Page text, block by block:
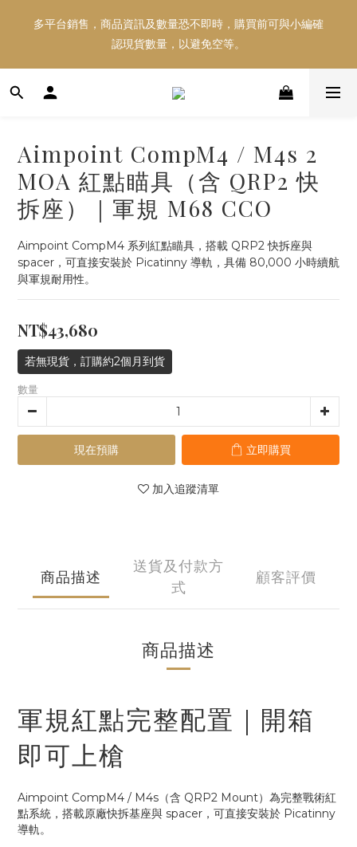
多平台銷售，商品資訊及數量恐不即時，購買前可與小編確
認現貨數量，以避免空等。
多平台銷售，商品資訊及數量恐不即時，購買前可與小編確
認現貨數量，以避免空等。
好東西跟好朋友分享～推薦好友一同享100元購物金！！！
多平台銷售，商品資訊及數量恐不即時，購買前可與小編確
認現貨數量，以避免空等。
Aimpoint CompM4 / M4s 2
MOA 紅點瞄具（含 QRP2 快
拆座）｜軍規 M68 CCO
Aimpoint CompM4 系列紅點瞄具，搭載 QRP2 快拆座與
spacer，可直接安裝於 Picatinny 導軌，具備 80,000 小時續航
與軍規耐用性。
NT$43,680
若無現貨，訂購約2個月到貨
數量
現在預購 立即購買
加入追蹤清單
商品描述
送貨及付款方
式
顧客評價
商品描述
軍規紅點完整配置｜開箱
即可上槍
Aimpoint CompM4 / M4s（含 QRP2 Mount）為完整戰術紅
點系統，搭載原廠快拆基座與 spacer，可直接安裝於 Picatinny
導軌。